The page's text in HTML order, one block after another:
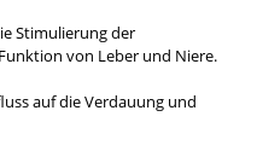
Stimulierung der
von Leber und Niere.
auf die Verdauung und